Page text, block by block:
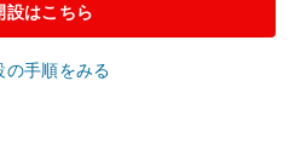
設はこちら
の手順をみる